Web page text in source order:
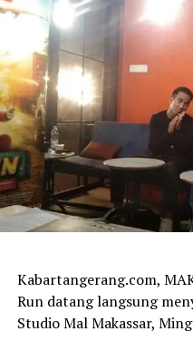
Kabartangerang.com,
Run datang langsung
Studio Mal Makassar,